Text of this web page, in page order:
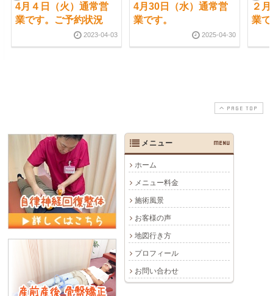
4月４日（火）通常営
業です。ご予約状況
2023-04-03
4月30日（水）通常営
業です。
2025-04-30
２
業
PAGE TOP
メニュー MENU
ホーム
メニュー料金
施術風景
お客様の声
地図行き方
プロフィール
お問い合わせ